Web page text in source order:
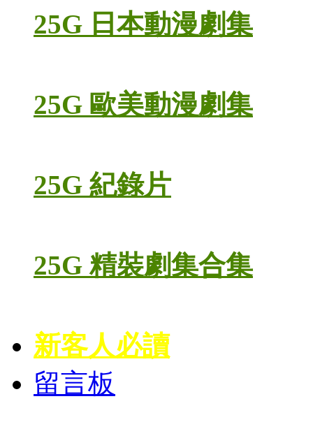
25G 日本動漫劇集
25G 歐美動漫劇集
25G 紀錄片
25G 精裝劇集合集
新客人必讀
留言板